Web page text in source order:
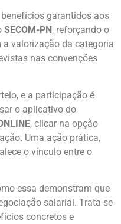
garantidos aos
SECOM-PN, reforçando o
valorização da categoria
nas convenções
e a participação é
o aplicativo do
, clicar na opção
Uma ação prática,
o vínculo entre o
essa demonstram que
salarial. Trata-se
concretos e